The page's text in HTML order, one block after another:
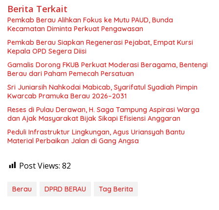
Berita Terkait
Pemkab Berau Alihkan Fokus ke Mutu PAUD, Bunda
Kecamatan Diminta Perkuat Pengawasan
Pemkab Berau Siapkan Regenerasi Pejabat, Empat Kursi
Kepala OPD Segera Diisi
Gamalis Dorong FKUB Perkuat Moderasi Beragama, Bentengi
Berau dari Paham Pemecah Persatuan
Sri Juniarsih Nahkodai Mabicab, Syarifatul Syadiah Pimpin
Kwarcab Pramuka Berau 2026–2031
Reses di Pulau Derawan, H. Saga Tampung Aspirasi Warga
dan Ajak Masyarakat Bijak Sikapi Efisiensi Anggaran
Peduli Infrastruktur Lingkungan, Agus Uriansyah Bantu
Material Perbaikan Jalan di Gang Angsa
Post Views: 82
Berau DPRD BERAU Tag Berita